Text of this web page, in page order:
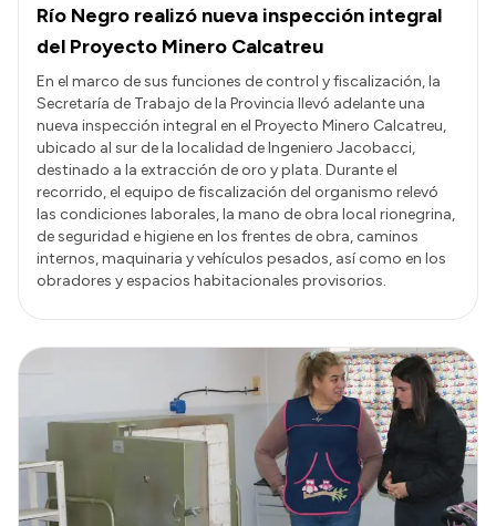
Río Negro realizó nueva inspección integral
del Proyecto Minero Calcatreu
En el marco de sus funciones de control y fiscalización, la
Secretaría de Trabajo de la Provincia llevó adelante una
nueva inspección integral en el Proyecto Minero Calcatreu,
ubicado al sur de la localidad de Ingeniero Jacobacci,
destinado a la extracción de oro y plata. Durante el
recorrido, el equipo de fiscalización del organismo relevó
las condiciones laborales, la mano de obra local rionegrina,
de seguridad e higiene en los frentes de obra, caminos
internos, maquinaria y vehículos pesados, así como en los
obradores y espacios habitacionales provisorios.